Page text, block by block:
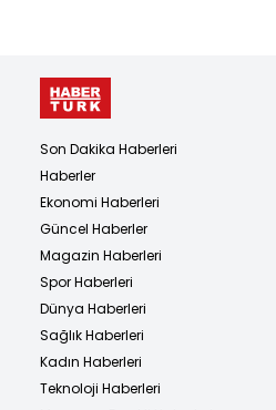
Son Dakika Haberleri
Haberler
Ekonomi Haberleri
Güncel Haberler
Magazin Haberleri
Spor Haberleri
Dünya Haberleri
Sağlık Haberleri
Kadın Haberleri
Teknoloji Haberleri